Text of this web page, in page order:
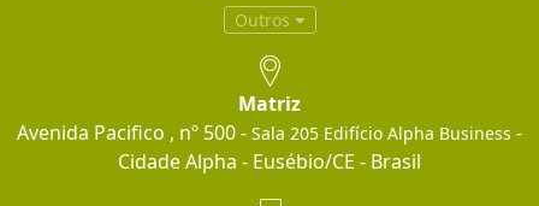
Outros
Matriz
Avenida Pacifico , nº 500 - Sala 205 Edifício Alpha Business -
Cidade Alpha - Eusébio/CE - Brasil